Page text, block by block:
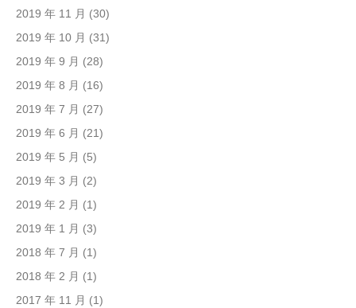
2019 年 11 月 (30)
2019 年 10 月 (31)
2019 年 9 月 (28)
2019 年 8 月 (16)
2019 年 7 月 (27)
2019 年 6 月 (21)
2019 年 5 月 (5)
2019 年 3 月 (2)
2019 年 2 月 (1)
2019 年 1 月 (3)
2018 年 7 月 (1)
2018 年 2 月 (1)
2017 年 11 月 (1)